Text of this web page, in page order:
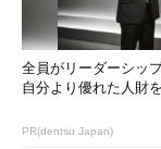
全員がリーダーシッ
自分より優れた人財
PR(dentsu Japan)